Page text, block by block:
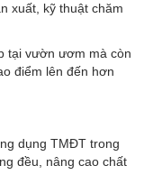
xuất, kỹ thuật chăm
tại vườn ươm mà còn
điểm lên đến hơn
dụng TMĐT trong
đều, nâng cao chất